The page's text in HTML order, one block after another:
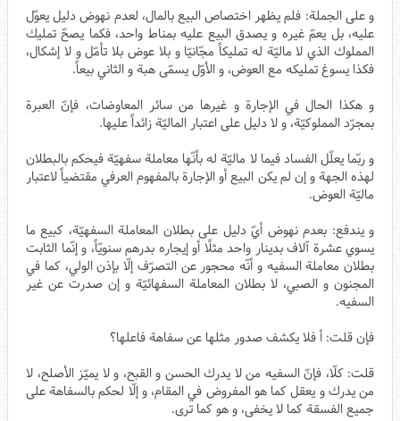
و على الجملة: فلم يظهر اختصاص البيع بالمال، لعدم نهوض دليل يعوّل
عليه، بل يعمّ غيره و يصدق البيع عليه بمناط واحد، فكما يصحّ تمليك
المملوك‌ الذي لا ماليّة له تمليكاً مجّانيّا و بلا عوض بلا تأمّل و لا إشكال،
فكذا يسوغ تمليكه مع العوض، و الأوّل يسمّى هبة و الثاني بيعاً.
و هكذا الحال في الإجارة و غيرها من سائر المعاوضات، فإنّ العبرة
بمجرّد المملوكيّة، و لا دليل على اعتبار الماليّة زائداً عليها.
و ربّما يعلّل الفساد فيما لا ماليّة له بأنّها معاملة سفهيّة فيحكم بالبطلان
لهذه الجهة و إن لم يكن البيع أو الإجارة بالمفهوم العرفي مقتضياً لاعتبار
ماليّة العوض.
و يندفع: بعدم نهوض أيّ دليل على بطلان المعاملة السفهيّة، كبيع ما
يسوي عشرة آلاف بدينار واحد مثلًا أو إيجاره بدرهم سنويّاً، و إنّما الثابت
بطلان معاملة السفيه و أنّه محجور عن التصرّف إلّا بإذن الولي، كما في
المجنون و الصبي، لا بطلان المعاملة السفهائيّة و إن صدرت عن غير
السفيه.
فإن قلت: أ فلا يكشف صدور مثلها عن سفاهة فاعلها؟
قلت: كلّا، فإنّ السفيه من لا يدرك الحسن و القبح، و لا يميّز الأصلح، لا
من يدرك و يعقل كما هو المفروض في المقام، و إلّا لحكم بالسفاهة على
جميع الفسقة كما لا يخفى، و هو كما ترى.